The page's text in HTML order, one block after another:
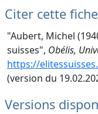
Citer cette fiche
"Aubert, Michel
suisses", Obélis,
https://
(version du
Versions